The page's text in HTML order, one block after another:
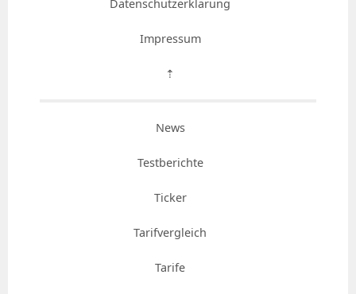
Datenschutzerklärung
Impressum
⇡
News
Testberichte
Ticker
Tarifvergleich
Tarife